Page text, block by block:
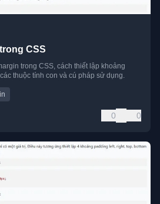
CSS
trong CSS, cách thiết lập khoảng
thuộc tính con và cú pháp sử dụng.
0 0